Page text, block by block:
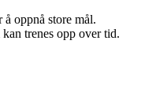
oppnå store mål.
trenes opp over tid.